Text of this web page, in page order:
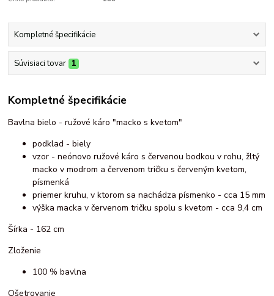
Kompletné špecifikácie
Súvisiaci tovar 1
Kompletné špecifikácie
Bavlna bielo - ružové káro "macko s kvetom"
podklad - biely
vzor - neónovo ružové káro s červenou bodkou v rohu, žltý
macko v modrom a červenom tričku s červeným kvetom,
písmenká
priemer kruhu, v ktorom sa nachádza písmenko - cca 15 mm
výška macka v červenom tričku spolu s kvetom - cca 9,4 cm
Šírka - 162 cm
Zloženie
100 % bavlna
Ošetrovanie